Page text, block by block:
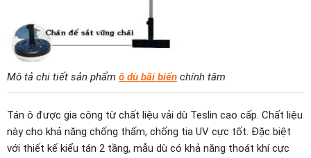
Mô tả chi tiết sản phẩm ô dù bãi biển chính tâm
Tán ô được gia công từ chất liệu vải dù Teslin cao cấp. Chất liệu
này cho khả năng chống thấm, chống tia UV cực tốt. Đặc biệt
với thiết kế kiểu tán 2 tầng, mẫu dù có khả năng thoát khí cực